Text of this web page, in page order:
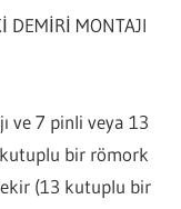
MONTAJI
ve 7 pinli veya 13
bir römork
(13 kutuplu bir